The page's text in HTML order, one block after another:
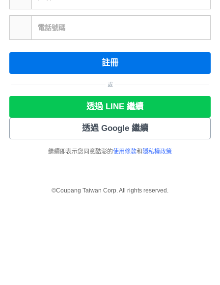
電話號碼
註冊
或
透過 LINE 繼續
透過 Google 繼續
繼續即表示您同意酷澎的使用條款和 隱私權政策
©Coupang Taiwan Corp. All rights reserved.